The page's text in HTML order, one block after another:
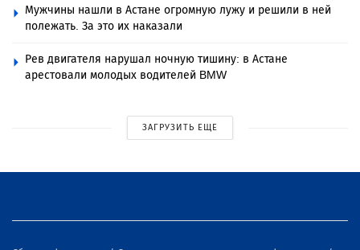
Мужчины нашли в Астане огромную лужу и решили в ней
полежать. За это их наказали
Рев двигателя нарушал ночную тишину: в Астане
арестовали молодых водителей BMW
ЗАГРУЗИТЬ ЕЩЕ